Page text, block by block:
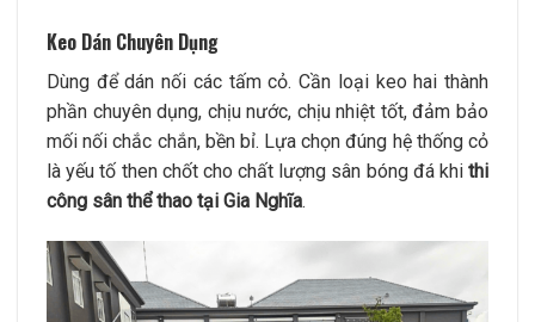
Keo Dán Chuyên Dụng
Dùng để dán nối các tấm cỏ. Cần loại keo hai thành
phần chuyên dụng, chịu nước, chịu nhiệt tốt, đảm bảo
mối nối chắc chắn, bền bỉ. Lựa chọn đúng hệ thống cỏ
là yếu tố then chốt cho chất lượng sân bóng đá khi thi
công sân thể thao tại Gia Nghĩa.